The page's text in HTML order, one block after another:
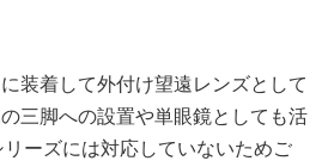
装着して外付け望遠レンズとして
三脚への設置や単眼鏡としても活
リーズには対応していないためご